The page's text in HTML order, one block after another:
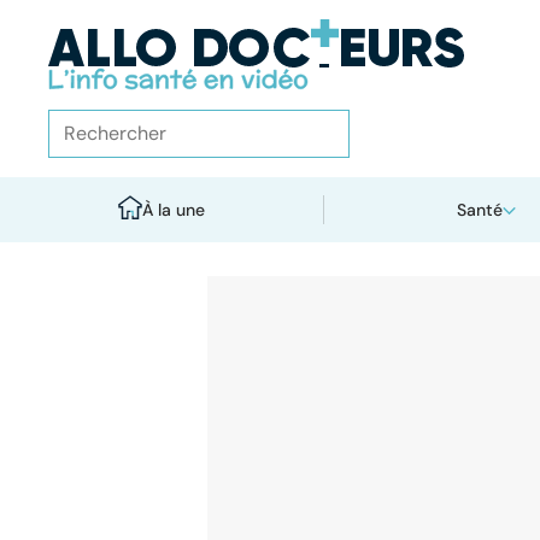
À la une Santé